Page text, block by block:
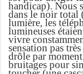
handicap). Nous
dans le noir total
lumière, les
lumineuses
vivre
sensation pas
drôle par
bruitages pour